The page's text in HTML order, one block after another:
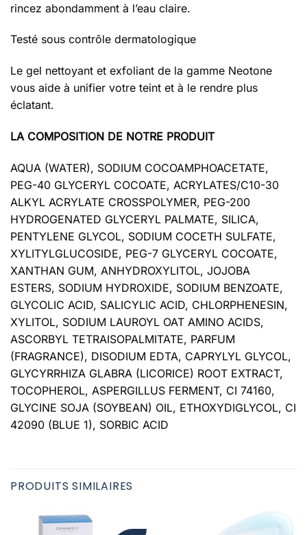
rincez abondamment à l’eau claire.
Testé sous contrôle dermatologique
Le gel nettoyant et exfoliant de la gamme Neotone
vous aide à unifier votre teint et à le rendre plus
éclatant.
LA COMPOSITION DE NOTRE PRODUIT
AQUA (WATER), SODIUM COCOAMPHOACETATE,
PEG-40 GLYCERYL COCOATE, ACRYLATES/C10-30
ALKYL ACRYLATE CROSSPOLYMER, PEG-200
HYDROGENATED GLYCERYL PALMATE, SILICA,
PENTYLENE GLYCOL, SODIUM COCETH SULFATE,
XYLITYLGLUCOSIDE, PEG-7 GLYCERYL COCOATE,
XANTHAN GUM, ANHYDROXYLITOL, JOJOBA
ESTERS, SODIUM HYDROXIDE, SODIUM BENZOATE,
GLYCOLIC ACID, SALICYLIC ACID, CHLORPHENESIN,
XYLITOL, SODIUM LAUROYL OAT AMINO ACIDS,
ASCORBYL TETRAISOPALMITATE, PARFUM
(FRAGRANCE), DISODIUM EDTA, CAPRYLYL GLYCOL,
GLYCYRRHIZA GLABRA (LICORICE) ROOT EXTRACT,
TOCOPHEROL, ASPERGILLUS FERMENT, CI 74160,
GLYCINE SOJA (SOYBEAN) OIL, ETHOXYDIGLYCOL, CI
42090 (BLUE 1), SORBIC ACID
PRODUITS SIMILAIRES